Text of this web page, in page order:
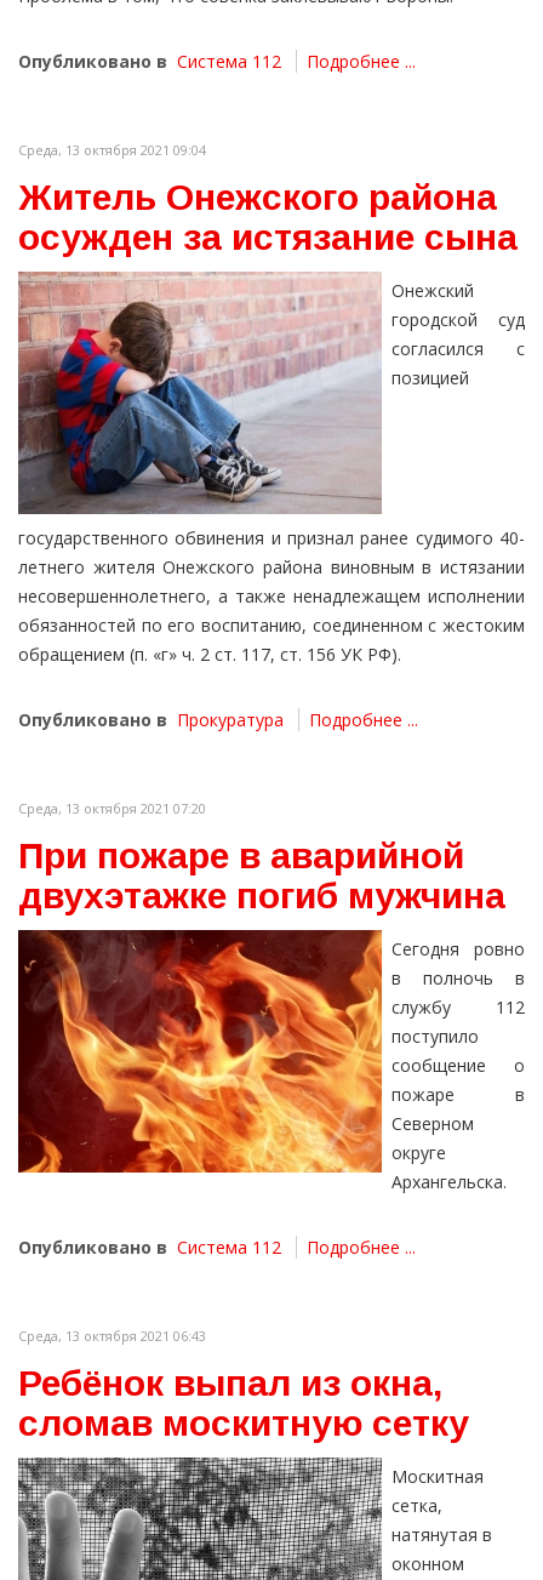
Опубликовано в Система 112 Подробнее ...
Среда, 13 октября 2021 09:04
Житель Онежского района
осужден за истязание сына
Онежский
городской суд
согласился с
позицией
государственного обвинения и признал ранее судимого 40-
летнего жителя Онежского района виновным в истязании
несовершеннолетнего, а также ненадлежащем исполнении
обязанностей по его воспитанию, соединенном с жестоким
обращением (п. «г» ч. 2 ст. 117, ст. 156 УК РФ).
Опубликовано в Прокуратура Подробнее ...
Среда, 13 октября 2021 07:20
При пожаре в аварийной
двухэтажке погиб мужчина
Сегодня ровно
в полночь в
службу 112
поступило
сообщение о
пожаре в
Северном
округе
Архангельска.
Опубликовано в Система 112 Подробнее ...
Среда, 13 октября 2021 06:43
Ребёнок выпал из окна,
сломав москитную сетку
Москитная
сетка,
натянутая в
оконном